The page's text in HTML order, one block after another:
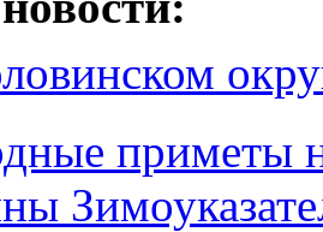
приметы